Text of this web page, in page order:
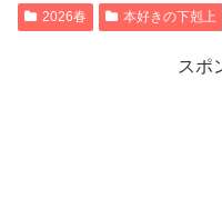
2026春 本好きの下剋上
スポ